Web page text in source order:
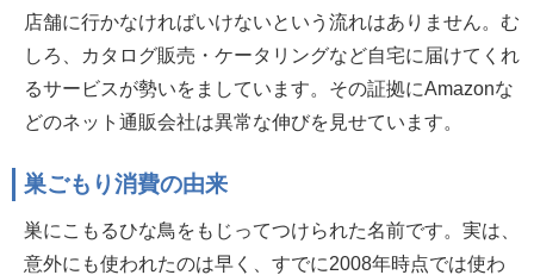
店舗に行かなければいけないという流れはありません。む
しろ、カタログ販売・ケータリングなど自宅に届けてくれ
るサービスが勢いをましています。その証拠にAmazonな
どのネット通販会社は異常な伸びを見せています。
巣ごもり消費の由来
巣にこもるひな鳥をもじってつけられた名前です。実は、
意外にも使われたのは早く、すでに2008年時点では使わ